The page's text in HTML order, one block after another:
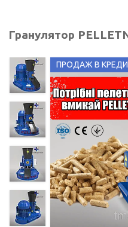
Гранулятор
ПРОДАЖ В